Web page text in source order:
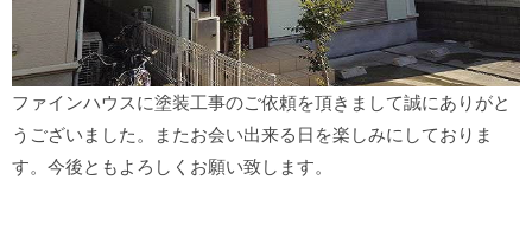
ファインハウスに塗装工事のご依頼を頂きまして誠にありがと
うございました。またお会い出来る日を楽しみにしておりま
す。今後ともよろしくお願い致します。